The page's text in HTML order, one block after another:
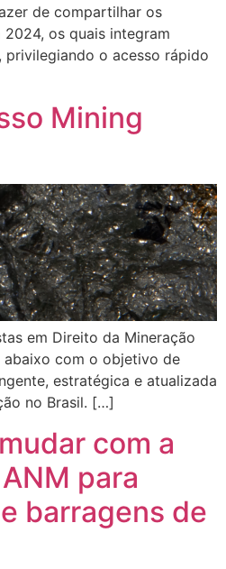
de compartilhar os
os quais integram
o acesso rápido
Mining
em Direito da Mineração
com o objetivo de
estratégica e atualizada
no Brasil. […]
com a
para
barragens de